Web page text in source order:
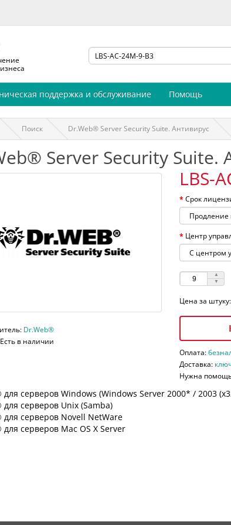
поддержка и обслуживание Помощь
Поиск Dr.Web® Server Security Suite. Антивирус
Server Security Suite.
Dr.Web®
в наличии
LBS-
Срок
Центр
Цена за штуку:
Оплата:
Доставка:
Нужна
серверов Windows (Windows Server 2000* / 2003
серверов Unix (Samba)
для серверов Novell NetWare
серверов Mac OS X Server